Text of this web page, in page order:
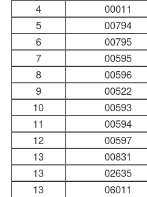
4
00011
5
00794
6
00795
7
00595
8
00596
9
00522
10
00593
11
00594
12
00597
13
00831
13
02635
13
06011